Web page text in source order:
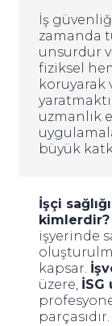
İş
zamanda
unsurdur
fiziksel
koruyarak
uzmanlık
büyük
İşçi
kimlerdir?
işyerinde
kapsar.
üzere, İSG
parçasıdır.